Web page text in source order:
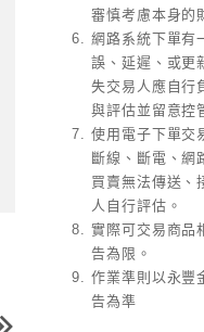
審慎考慮本身的
網路系統下單有
誤、延遲、或更
失交易人應自行
與評估並留意控
使用電子下單交
斷線、斷電、網
買賣無法傳送、
人自行評估。
實際可交易商品
告為限。
作業準則以永豐
告為準